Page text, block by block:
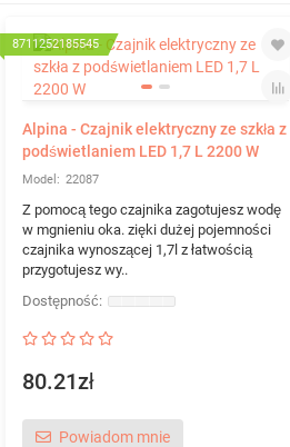
8711252185545
Alpina - Czajnik elektryczny ze szkła z
podświetlaniem LED 1,7 L 2200 W
22087
Z pomocą tego czajnika zagotujesz wodę
w mgnieniu oka. zięki dużej pojemności
czajnika wynoszącej 1,7l z łatwością
przygotujesz wy..
80.21zł
Powiadom mnie